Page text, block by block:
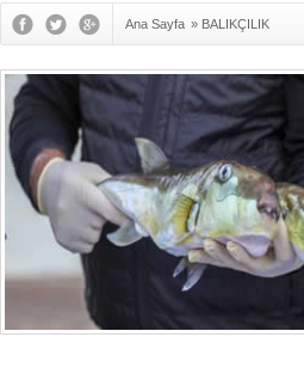
Ana Sayfa » BALIKÇILIK